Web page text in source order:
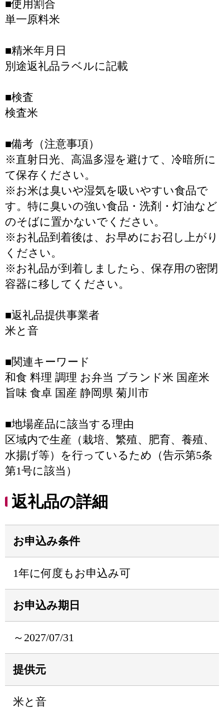
■使用割合
単一原料米
■精米年月日
別途返礼品ラベルに記載
■検査
検査米
■備考（注意事項）
※直射日光、高温多湿を避けて、冷暗所に
て保存ください。
※お米は臭いや湿気を吸いやすい食品で
す。特に臭いの強い食品・洗剤・灯油など
のそばに置かないでください。
※お礼品到着後は、お早めにお召し上がり
ください。
※お礼品が到着しましたら、保存用の密閉
容器に移してください。
■返礼品提供事業者
米と音
■関連キーワード
和食 料理 調理 お弁当 ブランド米 国産米
旨味 食卓 国産 静岡県 菊川市
■地場産品に該当する理由
区域内で生産（栽培、繁殖、肥育、養殖、
水揚げ等）を行っているため（告示第5条
第1号に該当）
返礼品の詳細
お申込み条件
1年に何度もお申込み可
お申込み期日
～2027/07/31
提供元
米と音